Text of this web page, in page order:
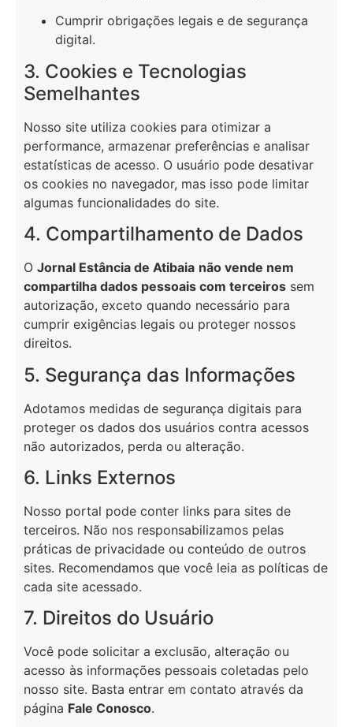
Cumprir obrigações legais e de segurança
digital.
3. Cookies e Tecnologias
Semelhantes
Nosso site utiliza cookies para otimizar a
performance, armazenar preferências e analisar
estatísticas de acesso. O usuário pode desativar
os cookies no navegador, mas isso pode limitar
algumas funcionalidades do site.
4. Compartilhamento de Dados
O Jornal Estância de Atibaia não vende nem
compartilha dados pessoais com terceiros sem
autorização, exceto quando necessário para
cumprir exigências legais ou proteger nossos
direitos.
5. Segurança das Informações
Adotamos medidas de segurança digitais para
proteger os dados dos usuários contra acessos
não autorizados, perda ou alteração.
6. Links Externos
Nosso portal pode conter links para sites de
terceiros. Não nos responsabilizamos pelas
práticas de privacidade ou conteúdo de outros
sites. Recomendamos que você leia as políticas de
cada site acessado.
7. Direitos do Usuário
Você pode solicitar a exclusão, alteração ou
acesso às informações pessoais coletadas pelo
nosso site. Basta entrar em contato através da
página Fale Conosco.